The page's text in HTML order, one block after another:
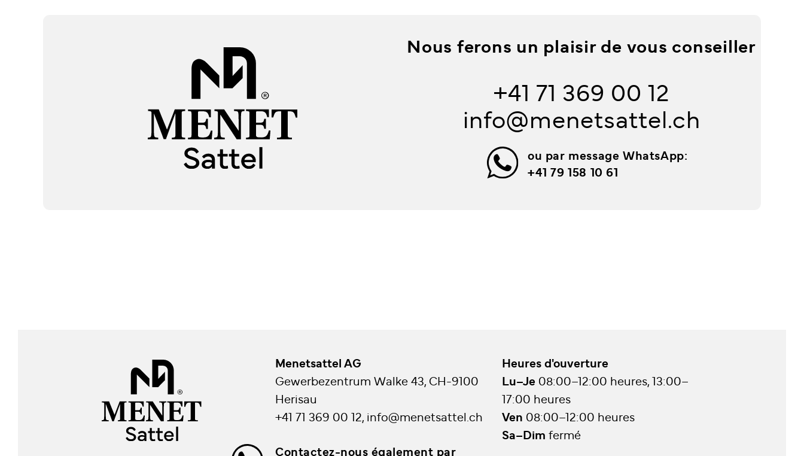
Nous ferons un plaisir de vous conseiller
+41 71 369 00 12
info@menetsattel.ch
ou par message WhatsApp:
+41 79 158 10 61
Menetsattel AG
Gewerbezentrum Walke 43, CH-9100
Herisau
+41 71 369 00 12, info@menetsattel.ch
Contactez-nous également par
Heures d'ouverture
Lu–Je 08:00–12:00 heures, 13:00–
17:00 heures
Ven 08:00–12:00 heures
Sa–Dim fermé